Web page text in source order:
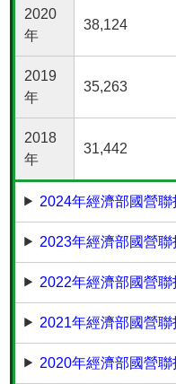
2020
年
38,124
2019
年
35,263
2018
年
31,442
2024年經濟部國營
2023年經濟部國營
2022年經濟部國營
2021年經濟部國營
2020年經濟部國營